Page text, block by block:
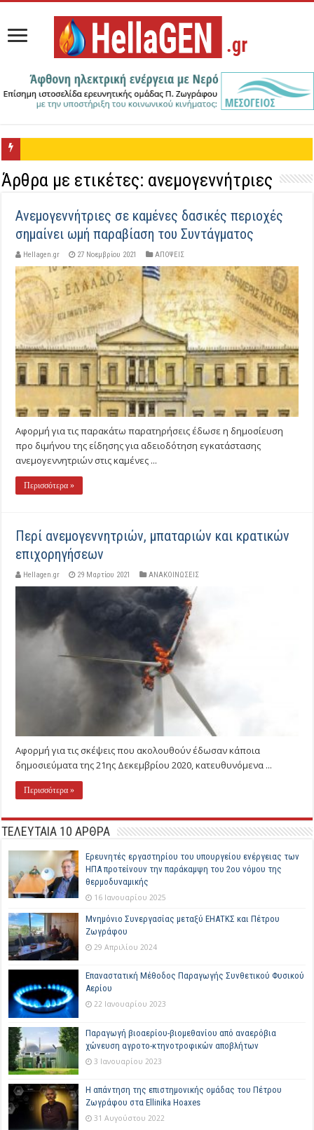
Άρθρα με ετικέτες: ανεμογεννήτριες
Ανεμογεννήτριες σε καμένες δασικές περιοχές
σημαίνει ωμή παραβίαση του Συντάγματος
Hellagen.gr 27 Νοεμβρίου 2021 ΑΠΟΨΕΙΣ
Αφορμή για τις παρακάτω παρατηρήσεις έδωσε η δημοσίευση
προ διμήνου της είδησης για αδειοδότηση εγκατάστασης
ανεμογεννητριών στις καμένες ...
Περισσότερα »
Περί ανεμογεννητριών, μπαταριών και κρατικών
επιχορηγήσεων
Hellagen.gr 29 Μαρτίου 2021 ΑΝΑΚΟΙΝΩΣΕΙΣ
Αφορμή για τις σκέψεις που ακολουθούν έδωσαν κάποια
δημοσιεύματα της 21ης Δεκεμβρίου 2020, κατευθυνόμενα ...
Περισσότερα »
ΤΕΛΕΥΤΑΙΑ 10 ΑΡΘΡΑ
Ερευνητές εργαστηρίου του υπουργείου ενέργειας των
ΗΠΑ προτείνουν την παράκαμψη του 2ου νόμου της
θερμοδυναμικής
16 Ιανουαρίου 2025
Μνημόνιο Συνεργασίας μεταξύ ΕΗΑΤΚΣ και Πέτρου
Ζωγράφου
29 Απριλίου 2024
Επαναστατική Μέθοδος Παραγωγής Συνθετικού Φυσικού
Αερίου
22 Ιανουαρίου 2023
Παραγωγή βιοαερίου-βιομεθανίου από αναερόβια
χώνευση αγροτο-κτηνοτροφικών αποβλήτων
3 Ιανουαρίου 2023
Η απάντηση της επιστημονικής ομάδας του Πέτρου
Ζωγράφου στα Ellinika Hoaxes
31 Αυγούστου 2022